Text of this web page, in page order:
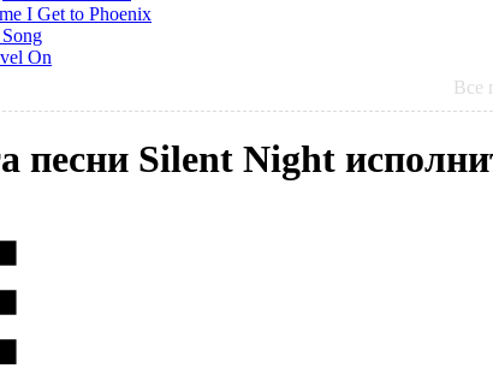
I Get to Phoenix
On
Все
песни Silent Night